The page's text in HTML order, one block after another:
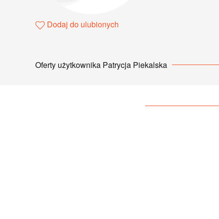
Dodaj do ulubionych
Oferty użytkownika Patrycja Piekalska